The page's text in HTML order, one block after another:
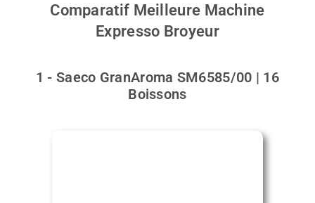
Comparatif Meilleure Machine
Expresso Broyeur
1 - Saeco GranAroma SM6585/00 | 16
Boissons